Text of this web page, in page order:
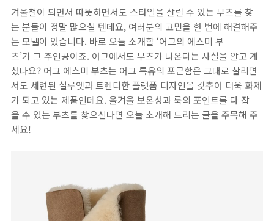
겨울철이 되면서 따뜻하면서도 스타일을 살릴 수 있는 부츠를 찾
는 분들이 정말 많으실 텐데요, 여러분의 고민을 한 번에 해결해주
는 모델이 있습니다. 바로 오늘 소개할 ‘어그의 에스미 부
츠’가 그 주인공이죠. 어그에서도 부츠가 나온다는 사실을 알고 계
셨나요? 어그 에스미 부츠는 어그 특유의 포근함은 그대로 살리면
서도 세련된 실루엣과 트렌디한 플랫폼 디자인을 갖추어 더욱 화제
가 되고 있는 제품인데요. 올겨울 보온성과 룩의 포인트를 다 잡
을 수 있는 부츠를 찾으신다면 오늘 소개해 드리는 글을 주목해 주
세요!